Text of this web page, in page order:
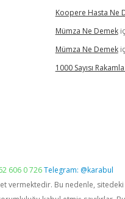
Koopere Hasta Ne
Mümza Ne Demek
Mümza Ne Demek
1000 Sayısı
606 0 726Telegram: @karabul
vermektedir. Bu nedenle,